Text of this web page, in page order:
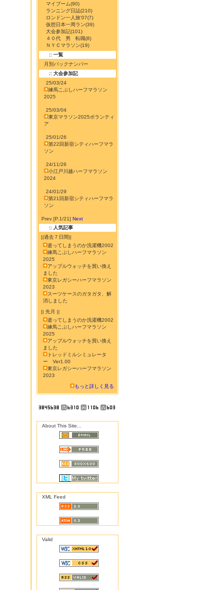
マイブーム(90)
ランニング日誌(210)
ロンドン一人旅'07(7)
仮想日本一周ラン(39)
大会参加記(101)
４０代 男 転職(8)
ＮＹＣマラソン(19)
:: 一覧
月別バックナンバー
:: 大会参加記
25/03/24
練馬こぶしハーフマラソン
2025
25/03/04
東京マラソン2025ボランティ
ア
25/01/26
第22回新宿シティハーフマラ
ソン
24/11/26
小江戸川越ハーフマラソン
2024
24/01/29
第21回新宿シティハーフマラ
ソン
Prev [P.1/21] Next
:: 人気記事
||過去７日間||
逝ってしまうのか洗濯機2002
練馬こぶしハーフマラソン
2025
アップルウォッチを買い換え
ました
東京レガシーハーフマラソン
2023
スーツケースのガタガタ、解
消しました
|| 先月 ||
逝ってしまうのか洗濯機2002
練馬こぶしハーフマラソン
2025
アップルウォッチを買い換え
ました
トレッドミルシミュレータ
ー Ver1.00
東京レガシーハーフマラソン
2023
もっと詳しく見る
About This Site...
XML Feed
Valid